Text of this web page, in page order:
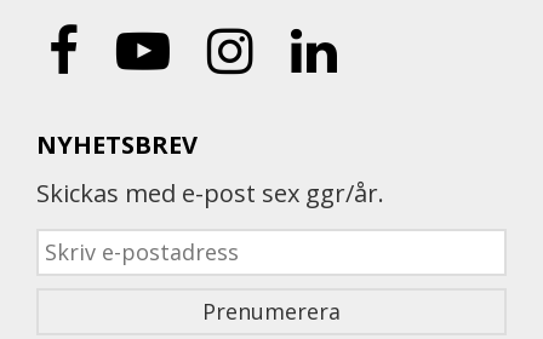
NYHETSBREV
Skickas med e-post sex ggr/år.